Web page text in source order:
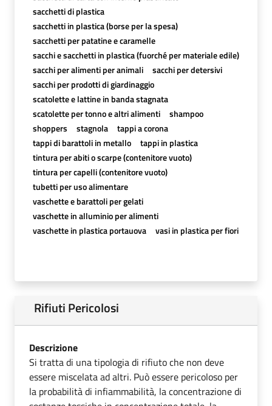
sacchetti di plastica
sacchetti in plastica (borse per la spesa)
sacchetti per patatine e caramelle
sacchi e sacchetti in plastica (fuorché per materiale edile)
sacchi per alimenti per animali
sacchi per detersivi
sacchi per prodotti di giardinaggio
scatolette e lattine in banda stagnata
scatolette per tonno e altri alimenti
shampoo
shoppers
stagnola
tappi a corona
tappi di barattoli in metallo
tappi in plastica
tintura per abiti o scarpe (contenitore vuoto)
tintura per capelli (contenitore vuoto)
tubetti per uso alimentare
vaschette e barattoli per gelati
vaschette in alluminio per alimenti
vaschette in plastica portauova
vasi in plastica per fiori
Rifiuti Pericolosi
Descrizione
Si tratta di una tipologia di rifiuto che non deve
essere miscelata ad altri. Può essere pericoloso per
la probabilità di infiammabilità, la concentrazione di